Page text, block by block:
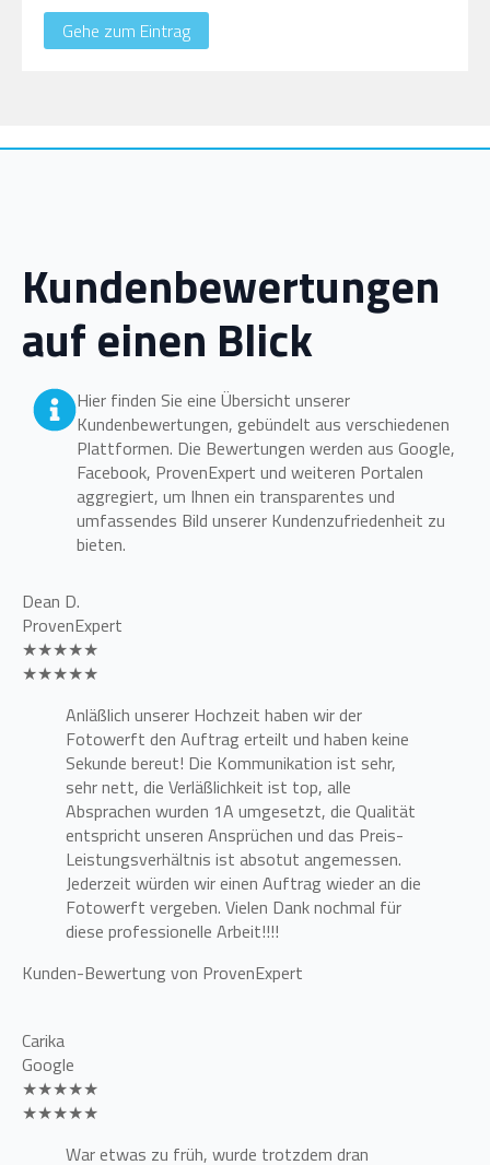
Gehe zum Eintrag
Kundenbewertungen
auf einen Blick
Hier finden Sie eine Übersicht unserer
Kundenbewertungen, gebündelt aus verschiedenen
Plattformen. Die Bewertungen werden aus Google,
Facebook, ProvenExpert und weiteren Portalen
aggregiert, um Ihnen ein transparentes und
umfassendes Bild unserer Kundenzufriedenheit zu
bieten.
Dean D.
ProvenExpert
★★★★★
★★★★★
Anläßlich unserer Hochzeit haben wir der
Fotowerft den Auftrag erteilt und haben keine
Sekunde bereut! Die Kommunikation ist sehr,
sehr nett, die Verläßlichkeit ist top, alle
Absprachen wurden 1A umgesetzt, die Qualität
entspricht unseren Ansprüchen und das Preis-
Leistungsverhältnis ist absotut angemessen.
Jederzeit würden wir einen Auftrag wieder an die
Fotowerft vergeben. Vielen Dank nochmal für
diese professionelle Arbeit!!!!
Kunden-Bewertung von ProvenExpert
Carika
Google
★★★★★
★★★★★
War etwas zu früh, wurde trotzdem dran